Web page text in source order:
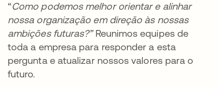
“Como podemos melhor orientar e alinhar
nossa organização em direção às nossas
ambições futuras?”Reunimos equipes de
toda a empresa para responder a esta
pergunta e atualizar nossos valores para o
futuro.